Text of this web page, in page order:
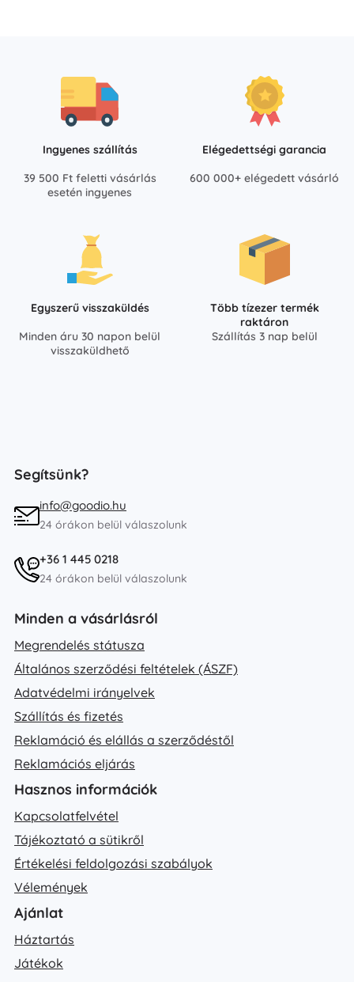
Ingyenes szállítás
39 500 Ft feletti vásárlás
esetén ingyenes
Elégedettségi garancia
600 000+ elégedett vásárló
Egyszerű visszaküldés
Minden áru 30 napon belül
visszaküldhető
Több tízezer termék
raktáron
Szállítás 3 nap belül
Segítsünk?
info@goodio.hu
24 órákon belül válaszolunk
+36 1 445 0218
24 órákon belül válaszolunk
Minden a vásárlásról
Megrendelés státusza
Általános szerződési feltételek (ÁSZF)
Adatvédelmi irányelvek
Szállítás és fizetés
Reklamáció és elállás a szerződéstől
Reklamációs eljárás
Hasznos információk
Kapcsolatfelvétel
Tájékoztató a sütikről
Értékelési feldolgozási szabályok
Vélemények
Ajánlat
Háztartás
Játékok